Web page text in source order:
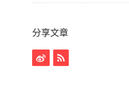
分享文章